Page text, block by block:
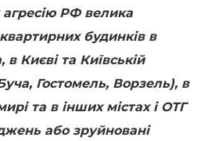
агресію РФ велика
будинків в
в Києві та Київській
Гостомель, Ворзель), в
та в інших містах і ОТГ
або зруйновані